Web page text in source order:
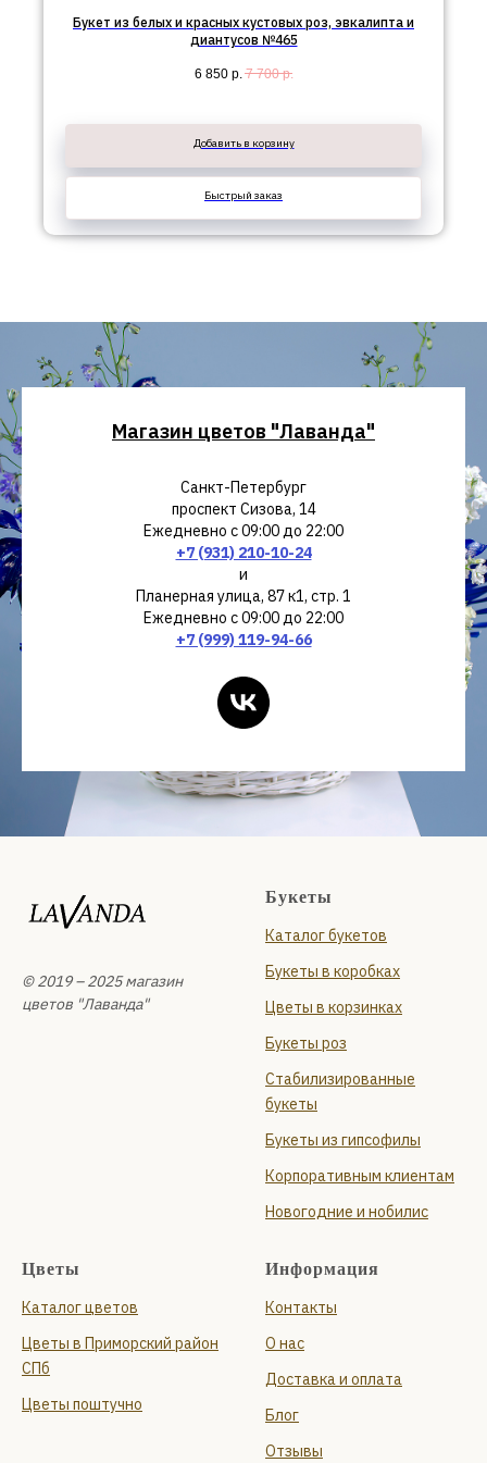
Букет из белых и красных кустовых роз, эвкалипта и
диантусов №465
6 850 р. 7 700 р.
Добавить в корзину
Быстрый заказ
Магазин цветов "Лаванда"
Санкт-Петербург
проспект Сизова, 14
Ежедневно с 09:00 до 22:00
+7 (931) 210-10-24
и
Планерная улица, 87 к1, стр. 1
Ежедневно с 09:00 до 22:00
+7 (999) 119-94-66
© 2019 – 2025 магазин
цветов "Лаванда"
Букеты
Каталог букетов
Букеты в коробках
Цветы в корзинках
Букеты роз
Стабилизированные
букеты
Букеты из гипсофилы
Корпоративным клиентам
Новогодние и нобилис
Цветы
Каталог цветов
Цветы в Приморский район
СПб
Цветы поштучно
Информация
Контакты
О нас
Доставка и оплата
Блог
Отзывы